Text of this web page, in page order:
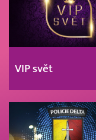
VIP svět